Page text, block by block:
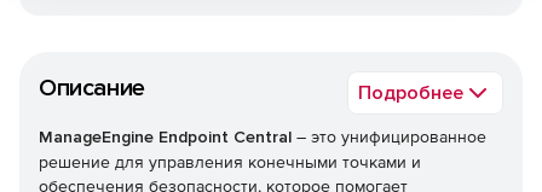
Описание Подробнее
ManageEngine Endpoint Central – это унифицированное
решение для управления конечными точками и
обеспечения безопасности, которое помогает